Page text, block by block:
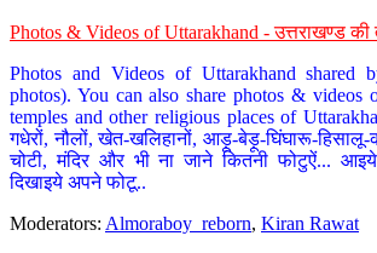
Photos & Videos of Uttarakhand - उत्तराखण्ड की
Photos and Videos of Uttarakhand shared
photos). You can also share photos & videos
temples and other religious places of
गधेरों, नौलों, खेत-खलिहानों, आड़ू-बेड़ू-घिंघारू-हिसालू-
चोटी, मंदिर और भी ना जाने कितनी फोटुऐं...
दिखाइये अपने फोटू..
Moderators: Almoraboy_reborn, Kiran Rawat